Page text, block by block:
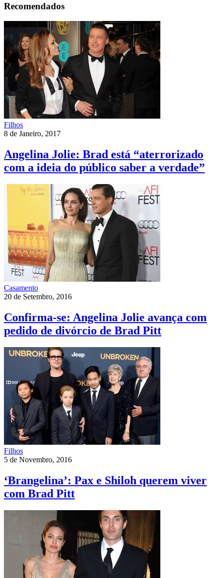
Recomendados
Filhos
8 de Janeiro, 2017
Angelina Jolie: Brad está “aterrorizado
com a ideia do público saber a verdade”
Casamento
20 de Setembro, 2016
Confirma-se: Angelina Jolie avança com
pedido de divórcio de Brad Pitt
Filhos
5 de Novembro, 2016
‘Brangelina’: Pax e Shiloh querem viver
com Brad Pitt